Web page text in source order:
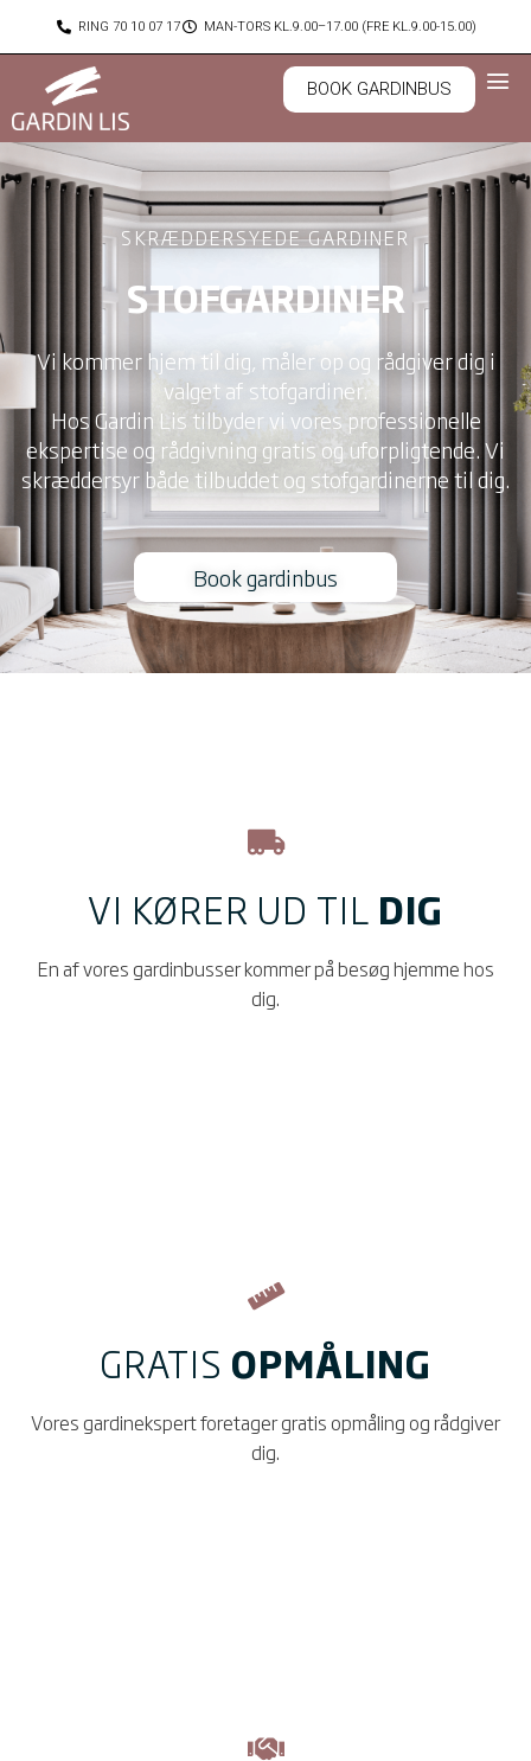
indholdet
RING 70 10 07 17 MAN-TORS KL.9.00–17.00 (FRE KL.9.00-15.00)
BOOK GARDINBUS
SKRÆDDERSYEDE GARDINER
STOFGARDINER
Vi kommer hjem til dig, måler op og rådgiver dig i
valget af stofgardiner.
Hos Gardin Lis tilbyder vi vores professionelle
ekspertise og rådgivning gratis og uforpligtende. Vi
skræddersyr både tilbuddet og stofgardinerne til dig.
Book gardinbus
VI KØRER UD TIL DIG
En af vores gardinbusser kommer på besøg hjemme hos
dig.
GRATIS OPMÅLING
Vores gardinekspert foretager gratis opmåling og rådgiver
dig.